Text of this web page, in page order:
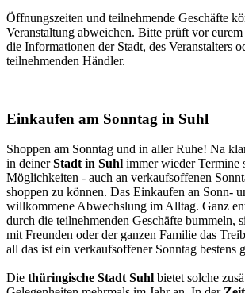
Öffnungszeiten und teilnehmende Geschäfte
Veranstaltung abweichen. Bitte prüft vor
die Informationen der Stadt, des Veranstalters
teilnehmenden Händler.
Einkaufen am Sonntag in Suhl
Shoppen am Sonntag und in aller Ruhe! Na
in deinerStadt in Suhl immer wieder Termine
Möglichkeiten - auch an verkaufsoffenen
shoppen zu können. Das Einkaufen an Sonn-
willkommene Abwechslung im Alltag. Ganz
durch die teilnehmenden Geschäfte bummeln,
mit Freunden oder der ganzen Familie das
all das ist ein verkaufsoffener Sonntag bestens
Die thüringische Stadt Suhl bietet solche